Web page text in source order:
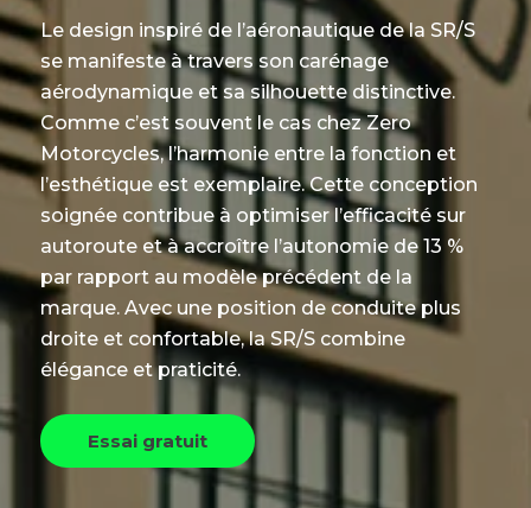
Le design inspiré de l’aéronautique de la SR/S
se manifeste à travers son carénage
aérodynamique et sa silhouette distinctive.
Comme c’est souvent le cas chez Zero
Motorcycles, l’harmonie entre la fonction et
l’esthétique est exemplaire. Cette conception
soignée contribue à optimiser l’efficacité sur
autoroute et à accroître l’autonomie de 13 %
par rapport au modèle précédent de la
marque. Avec une position de conduite plus
droite et confortable, la SR/S combine
élégance et praticité.
Essai gratuit